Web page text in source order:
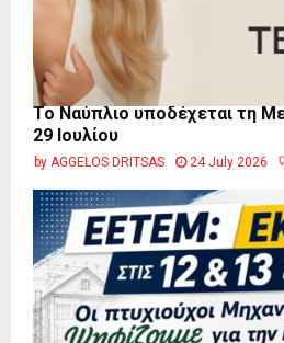
Το Ναύπλιο υποδέχεται τη
29 Ιουλίου
by AGGELOS DRITSAS 24 July 2026